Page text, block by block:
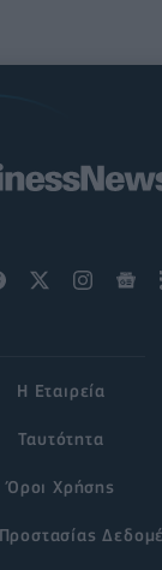
Η Εταιρεία
Ταυτότητα
Όροι Χρήσης
Προστασίας